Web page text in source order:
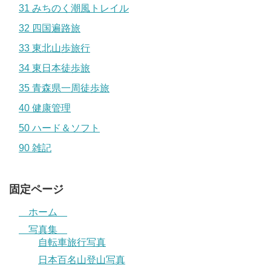
31 みちのく潮風トレイル
32 四国遍路旅
33 東北山歩旅行
34 東日本徒歩旅
35 青森県一周徒歩旅
40 健康管理
50 ハード＆ソフト
90 雑記
固定ページ
ホーム
写真集
自転車旅行写真
日本百名山登山写真